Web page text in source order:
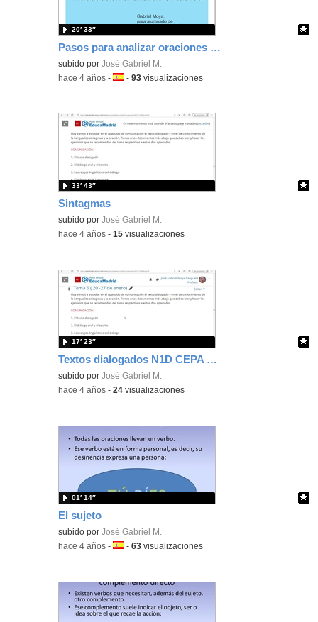
Pasos para analizar oraciones simples
Contenido educativo.
subido porJosé Gabriel M.
20′ 33″
-hace 4 años -Idioma:
-93 visualizaciones
Sintagmas
Contenido educativo.
subido porJosé Gabriel M.
33′ 43″
-hace 4 años -15 visualizaciones
Textos dialogados N1D CEPA VISTA ALEGRE
Contenido educativo.
subido porJosé Gabriel M.
17′ 23″
-hace 4 años -24 visualizaciones
El sujeto
Contenido educativo.
subido porJosé Gabriel M.
01′ 14″
-hace 4 años -Idioma:
-63 visualizaciones